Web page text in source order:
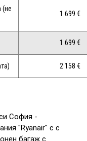
(не
1 699 €
1 699 €
2 158 €
София -
"Ryanair" с с
багаж с